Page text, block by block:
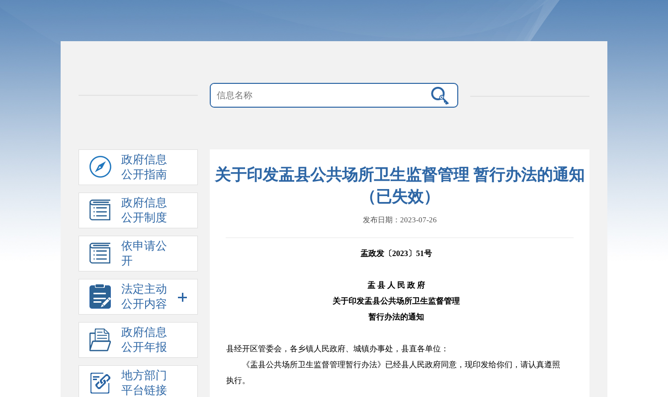
政府信息
公开指南
政府信息
公开制度
依申请公
开
法定主动
公开内容
政府信息
公开年报
地方部门
平台链接
关于印发盂县公共场所卫生监督管理 暂行办法的通知
（已失效）
发布日期：2023-07-26
盂政发〔2023〕51号
盂 县 人 民 政 府
关于印发盂县公共场所卫生监督管理
暂行办法的通知
县经开区管委会，各乡镇人民政府、城镇办事处，县直各单位：
《盂县公共场所卫生监督管理暂行办法》已经县人民政府同意，现印发给你们，请认真遵照
执行。